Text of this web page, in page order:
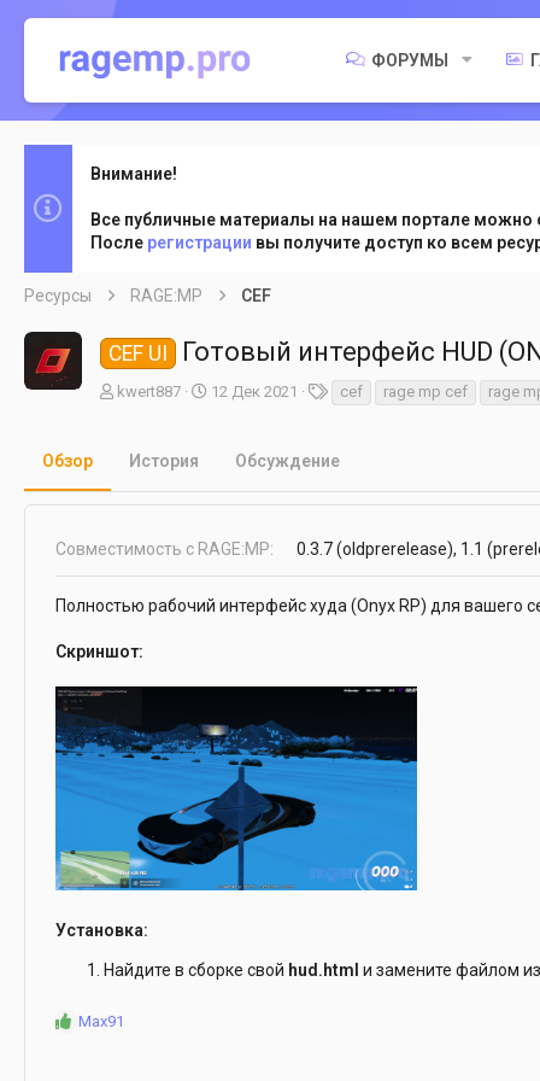
ФОРУМЫ
Внимание!
Все публичные материалы на нашем портале можно
После регистрации вы получите доступ ко всем
Ресурсы RAGE:MP CEF
CEF UI Готовый интерфейс HUD
А
kwert887
Д
о
д
и
12 Дек 2021
е
и
cef rage mp cef rage
Обзор История Обсуждение
Совместимость с RAGE:MP 0.3.7 (oldprerelease) 1.1
Полностью рабочий интерфейс худа (Onyx RP) для вашего
Скриншот:
Установка:
Найдите в сборке свой hud.html и замените файлом
Р
Max91